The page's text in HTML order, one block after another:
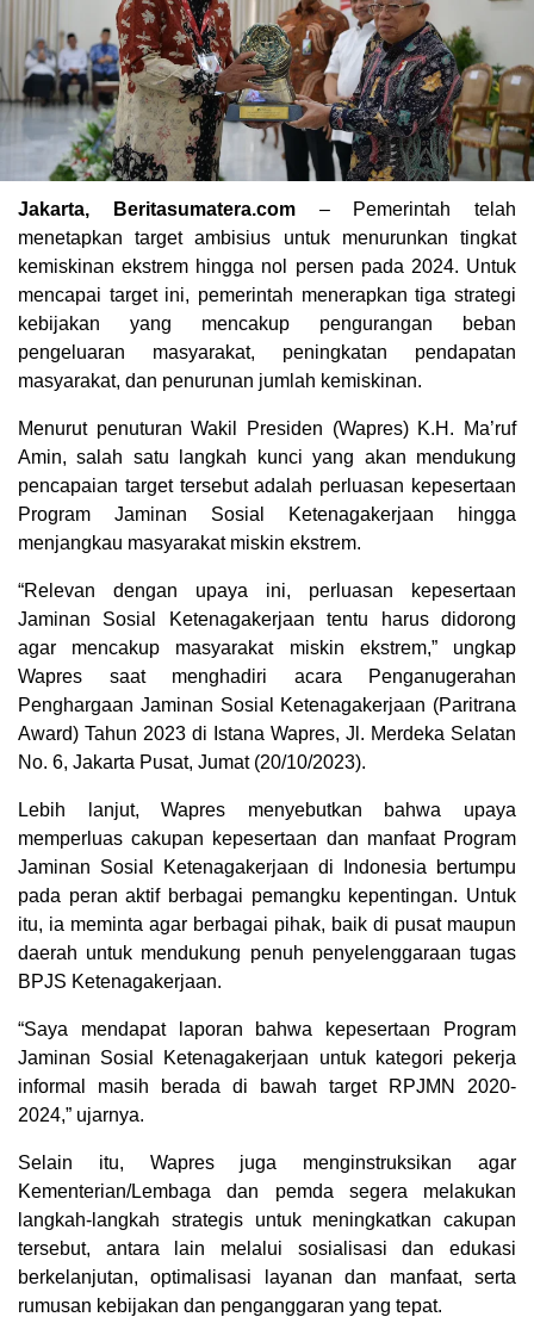
Jakarta, Beritasumatera.com– Pemerintah telah
menetapkan target ambisius untuk menurunkan tingkat
kemiskinan ekstrem hingga nol persen pada 2024. Untuk
mencapai target ini, pemerintah menerapkan tiga strategi
kebijakan yang mencakup pengurangan beban
pengeluaran masyarakat, peningkatan pendapatan
masyarakat, dan penurunan jumlah kemiskinan.
Menurut penuturan Wakil Presiden (Wapres) K.H. Ma’ruf
Amin, salah satu langkah kunci yang akan mendukung
pencapaian target tersebut adalah perluasan kepesertaan
Program Jaminan Sosial Ketenagakerjaan hingga
menjangkau masyarakat miskin ekstrem.
“Relevan dengan upaya ini, perluasan kepesertaan
Jaminan Sosial Ketenagakerjaan tentu harus didorong
agar mencakup masyarakat miskin ekstrem,” ungkap
Wapres saat menghadiri acara Penganugerahan
Penghargaan Jaminan Sosial Ketenagakerjaan (Paritrana
Award) Tahun 2023 di Istana Wapres, Jl. Merdeka Selatan
No. 6, Jakarta Pusat, Jumat (20/10/2023).
Lebih lanjut, Wapres menyebutkan bahwa upaya
memperluas cakupan kepesertaan dan manfaat Program
Jaminan Sosial Ketenagakerjaan di Indonesia bertumpu
pada peran aktif berbagai pemangku kepentingan. Untuk
itu, ia meminta agar berbagai pihak, baik di pusat maupun
daerah untuk mendukung penuh penyelenggaraan tugas
BPJS Ketenagakerjaan.
“Saya mendapat laporan bahwa kepesertaan Program
Jaminan Sosial Ketenagakerjaan untuk kategori pekerja
informal masih berada di bawah target RPJMN 2020-
2024,” ujarnya.
Selain itu, Wapres juga menginstruksikan agar
Kementerian/Lembaga dan pemda segera melakukan
langkah-langkah strategis untuk meningkatkan cakupan
tersebut, antara lain melalui sosialisasi dan edukasi
berkelanjutan, optimalisasi layanan dan manfaat, serta
rumusan kebijakan dan penganggaran yang tepat.